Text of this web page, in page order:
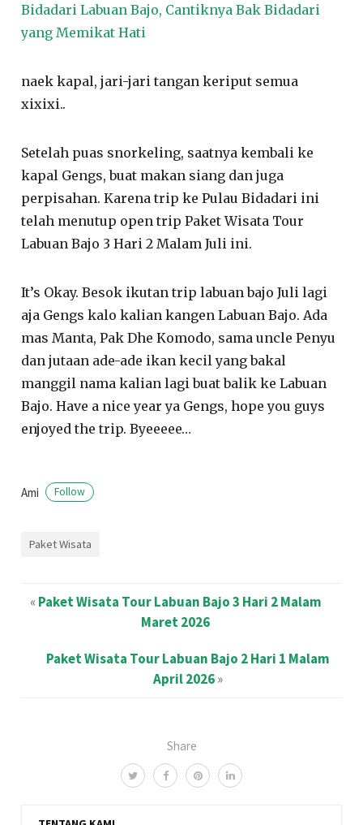
Share
Bidadari Labuan Bajo, Cantiknya Bak Bidadari
yang Memikat Hati
naek kapal, jari-jari tangan keriput semua
xixixi..
Setelah puas snorkeling, saatnya kembali ke
kapal Gengs, buat makan siang dan juga
perpisahan. Karena trip ke Pulau Bidadari ini
telah menutup open trip Paket Wisata Tour
Labuan Bajo 3 Hari 2 Malam Juli ini.
It’s Okay. Besok ikutan trip labuan bajo Juli lagi
aja Gengs kalo kalian kangen Labuan Bajo. Ada
mas Manta, Pak Dhe Komodo, sama uncle Penyu
dan jutaan ade-ade ikan kecil yang bakal
manggil nama kalian lagi buat balik ke Labuan
Bajo. Have a nice year ya Gengs, hope you guys
enjoyed the trip. Byeeeee…
Ami Follow
Paket Wisata
«Paket Wisata Tour Labuan Bajo 3 Hari 2 Malam
Maret 2026
Paket Wisata Tour Labuan Bajo 2 Hari 1 Malam
April 2026»